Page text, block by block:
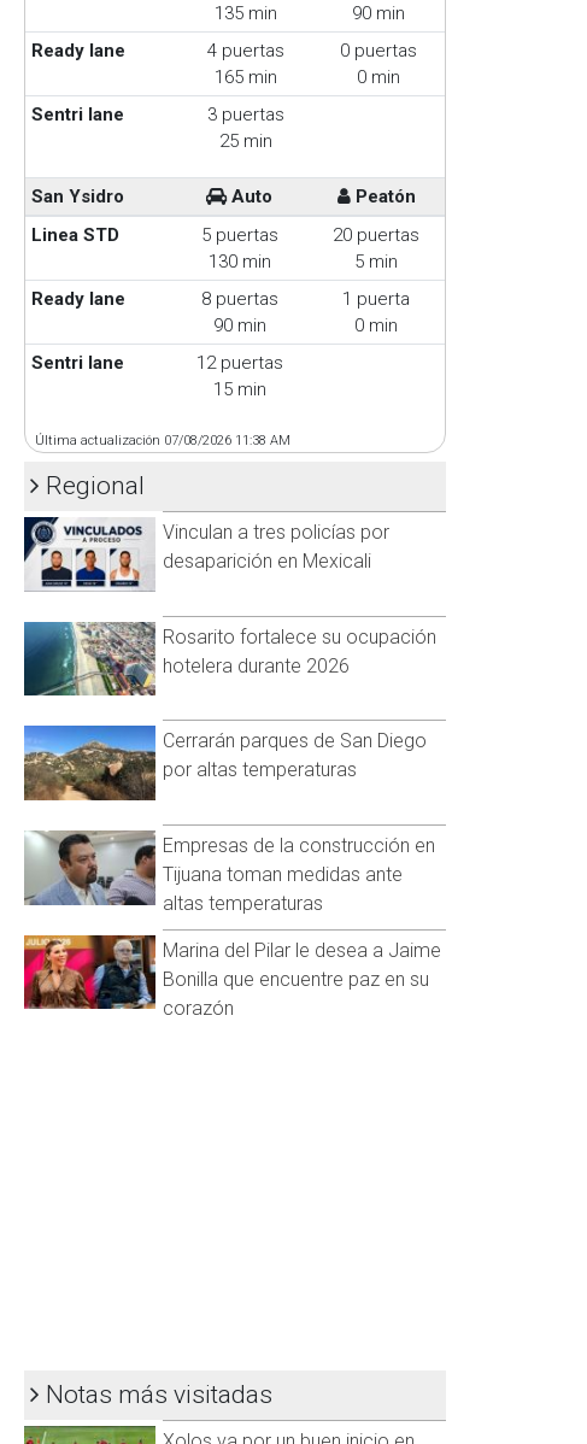
135 min
90 min
Ready lane
4 puertas
165 min
0 puertas
0 min
Sentri lane
3 puertas
25 min
San Ysidro Auto
Peatón
Linea STD
5 puertas
130 min
20 puertas
5 min
Ready lane
8 puertas
90 min
1 puerta
0 min
Sentri lane
12 puertas
15 min
Última actualización 07/08/2026 11:38 AM
Regional
Vinculan a tres policías por
desaparición en Mexicali
Rosarito fortalece su ocupación
hotelera durante 2026
Cerrarán parques de San Diego
por altas temperaturas
Empresas de la construcción en
Tijuana toman medidas ante
altas temperaturas
Marina del Pilar le desea a Jaime
Bonilla que encuentre paz en su
corazón
Notas más visitadas